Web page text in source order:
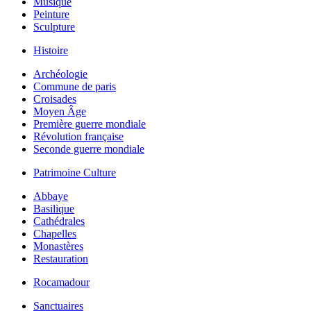
Peinture
Sculpture
Histoire
Archéologie
Commune de paris
Croisades
Moyen Âge
Première guerre mondiale
Révolution française
Seconde guerre mondiale
Patrimoine Culture
Abbaye
Basilique
Cathédrales
Chapelles
Monastères
Restauration
Rocamadour
Sanctuaires